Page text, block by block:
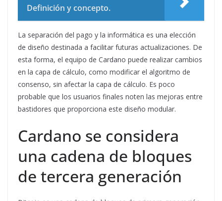
Definición y concepto.
La separación del pago y la informática es una elección
de diseño destinada a facilitar futuras actualizaciones. De
esta forma, el equipo de Cardano puede realizar cambios
en la capa de cálculo, como modificar el algoritmo de
consenso, sin afectar la capa de cálculo. Es poco
probable que los usuarios finales noten las mejoras entre
bastidores que proporciona este diseño modular.
Cardano se considera
una cadena de bloques
de tercera generación